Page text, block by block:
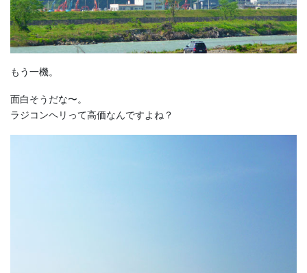
もう一機。
面白そうだな〜。
ラジコンヘリって高価なんですよね？